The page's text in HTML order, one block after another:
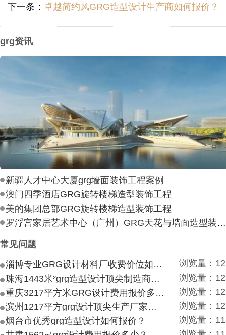
下一条： 卓越简约风GRG造型设计生产商如何报价？
grg资讯
新疆人才中心大厦grg墙面装饰工程案例
澳门四季酒店GRG旋转楼梯造型装饰工程
美的集团总部GRG旋转楼梯造型装饰工程
罗浮宫家居艺术中心（广州）GRG天花与墙面造型装饰工程
常见问题
淄博专业GRG设计材料厂收费价位如何？
浏览量：
珠海1443米²grg造型设计顶尖制造商付费付费多少？
浏览量：
重庆3217平方米GRG设计费用报价多少？
浏览量：
滨州1217平方grg设计顶尖生产厂家价目如何？
浏览量：
烟台市优秀grg造型设计如何报价？
浏览量：